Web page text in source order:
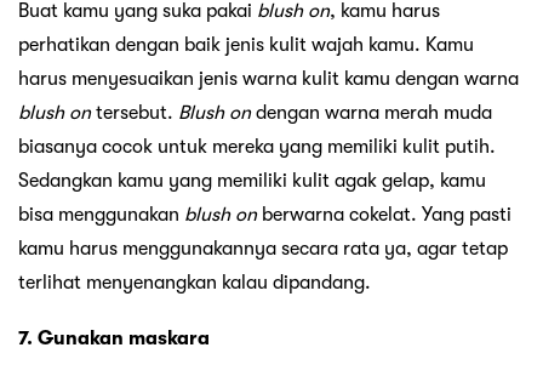
Buat kamu yang suka pakai blush on, kamu harus
perhatikan dengan baik jenis kulit wajah kamu. Kamu
harus menyesuaikan jenis warna kulit kamu dengan warna
blush ontersebut. Blush ondengan warna merah muda
biasanya cocok untuk mereka yang memiliki kulit putih.
Sedangkan kamu yang memiliki kulit agak gelap, kamu
bisa menggunakan blush onberwarna cokelat. Yang pasti
kamu harus menggunakannya secara rata ya, agar tetap
terlihat menyenangkan kalau dipandang.
7. Gunakan maskara